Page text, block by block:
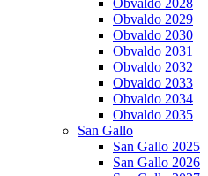
Obvaldo 2028
Obvaldo 2029
Obvaldo 2030
Obvaldo 2031
Obvaldo 2032
Obvaldo 2033
Obvaldo 2034
Obvaldo 2035
San Gallo
San Gallo 2025
San Gallo 2026